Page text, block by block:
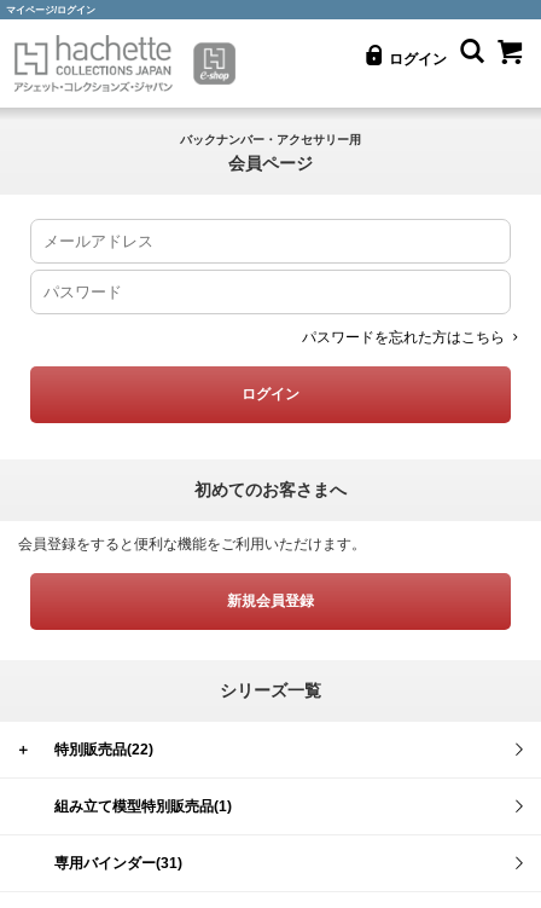
マイページ/ログイン
ログイン
バックナンバー・アクセサリー用
会員ページ
パスワードを忘れた方はこちら
初めてのお客さまへ
会員登録をすると便利な機能をご利用いただけます。
新規会員登録
シリーズ一覧
＋ 特別販売品(22)
組み立て模型特別販売品(1)
専用バインダー(31)